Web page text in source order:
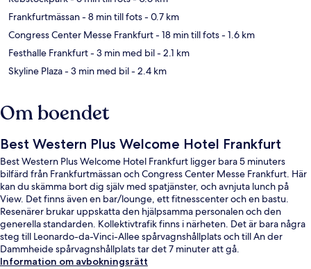
Frankfurtmässan- 8 min till fots- 0.7 km
Congress Center Messe Frankfurt- 18 min till fots- 1.6 km
Festhalle Frankfurt- 3 min med bil- 2.1 km
Skyline Plaza- 3 min med bil- 2.4 km
Om boendet
Best Western Plus Welcome Hotel Frankfurt
Best Western Plus Welcome Hotel Frankfurt ligger bara 5 minuters
bilfärd från Frankfurtmässan och Congress Center Messe Frankfurt. Här
kan du skämma bort dig själv med spatjänster, och avnjuta lunch på
View. Det finns även en bar/lounge, ett fitnesscenter och en bastu.
Resenärer brukar uppskatta den hjälpsamma personalen och den
generella standarden. Kollektivtrafik finns i närheten. Det är bara några
steg till Leonardo-da-Vinci-Allee spårvagnshållplats och till An der
Dammheide spårvagnshållplats tar det 7 minuter att gå.
Information om avbokningsrätt